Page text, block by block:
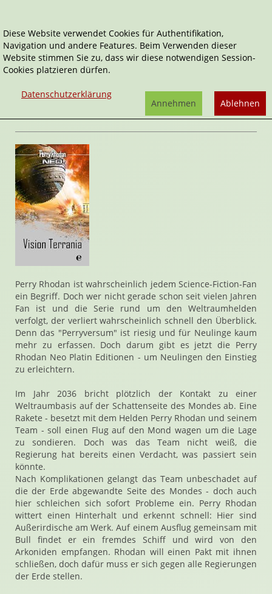
Home Belletristik Vision Terrania
Perry Rhodan Neo - Platin Edition
Vision Terrania
Perry Rhodan ist wahrscheinlich jedem Science-Fiction-Fan
ein Begriff. Doch wer nicht gerade schon seit vielen Jahren
Fan ist und die Serie rund um den Weltraumhelden
verfolgt, der verliert wahrscheinlich schnell den Überblick.
Denn das "Perryversum" ist riesig und für Neulinge kaum
mehr zu erfassen. Doch darum gibt es jetzt die Perry
Rhodan Neo Platin Editionen - um Neulingen den Einstieg
zu erleichtern.
Im Jahr 2036 bricht plötzlich der Kontakt zu einer
Weltraumbasis auf der Schattenseite des Mondes ab. Eine
Rakete - besetzt mit dem Helden Perry Rhodan und seinem
Team - soll einen Flug auf den Mond wagen um die Lage
zu sondieren. Doch was das Team nicht weiß, die
Regierung hat bereits einen Verdacht, was passiert sein
könnte.
Nach Komplikationen gelangt das Team unbeschadet auf
die der Erde abgewandte Seite des Mondes - doch auch
hier schleichen sich sofort Probleme ein. Perry Rhodan
wittert einen Hinterhalt und erkennt schnell: Hier sind
Außerirdische am Werk. Auf einem Ausflug gemeinsam mit
Bull findet er ein fremdes Schiff und wird von den
Arkoniden empfangen. Rhodan will einen Pakt mit ihnen
schließen, doch dafür muss er sich gegen alle Regierungen
der Erde stellen.
Diese Website verwendet Cookies für Authentifikation,
Navigation und andere Features. Beim Verwenden dieser
Website stimmen Sie zu, dass wir diese notwendigen Session-
Cookies platzieren dürfen.
Datenschutzerklärung
Ablehnen
Annehmen